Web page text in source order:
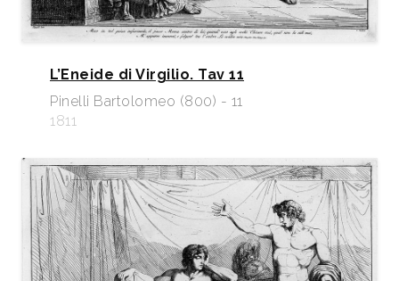
L’Eneide di Virgilio. Tav 11
Pinelli Bartolomeo (800) - 11
1811